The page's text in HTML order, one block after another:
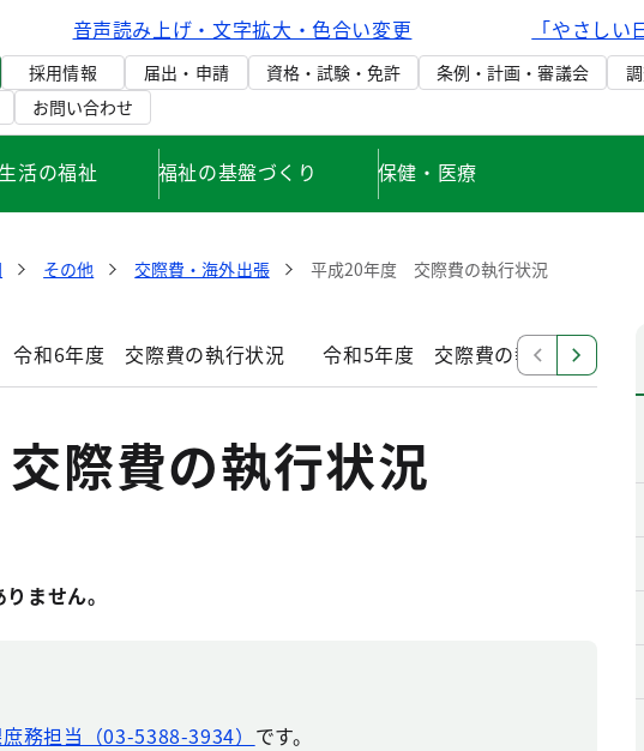
音声読み上げ・文字拡大・色合い変更 「やさし
採用情報 届出・申請 資格・試験・免許 条例・計画・審議会
お問い合わせ
生活の福祉 福祉の基盤づくり 保健・医療
その他 交際費・海外出張 平成20年度 交際費の執行状況
令和6年度 交際費の執行状況 令和5年度 交際費の執行状況
際費の執行状況
ません。
務担当（03-5388-3934） です。